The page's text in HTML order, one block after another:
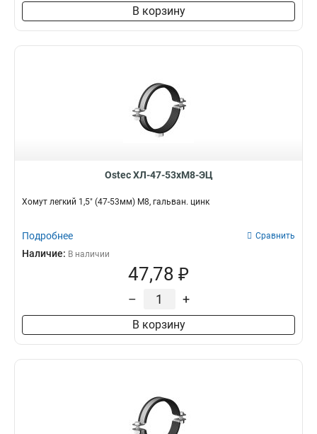
В корзину
Ostec ХЛ-47-53хМ8-ЭЦ
Хомут легкий 1,5" (47-53мм) М8, гальван. цинк
Подробнее Сравнить
Наличие: В наличии
47,78 ₽
– +
В корзину